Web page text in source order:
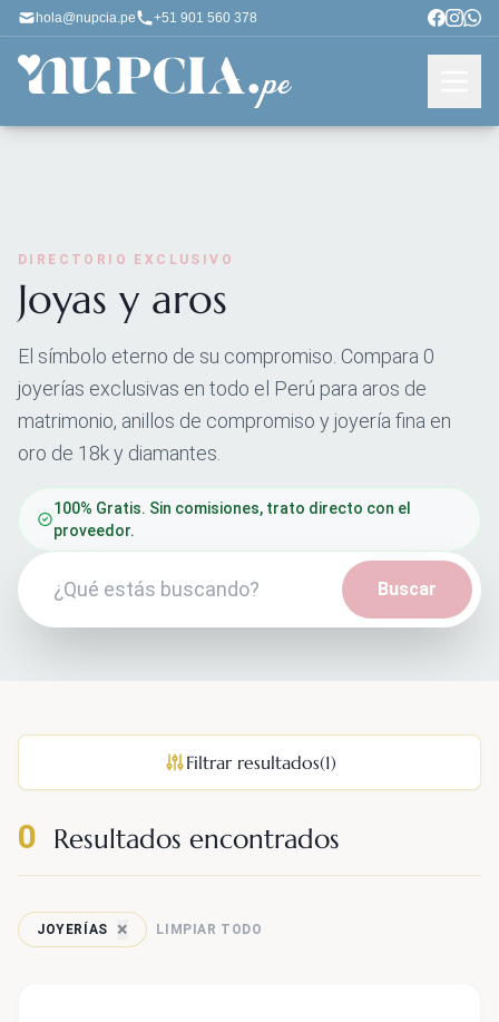
hola@nupcia.pe +51 901 560 378
DIRECTORIO EXCLUSIVO
Joyas y aros
El símbolo eterno de su compromiso. Compara 0
joyerías exclusivas en todo el Perú para aros de
matrimonio, anillos de compromiso y joyería fina en
oro de 18k y diamantes.
100% Gratis. Sin comisiones, trato directo con el
proveedor.
Buscar
Filtrar resultados(1)
0 Resultados encontrados
JOYERÍAS × LIMPIAR TODO